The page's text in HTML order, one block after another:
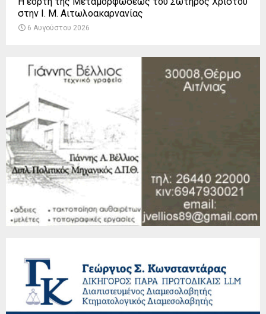
στην Ι. Μ. Αιτωλοακαρνανίας
6 Αυγούστου 2026